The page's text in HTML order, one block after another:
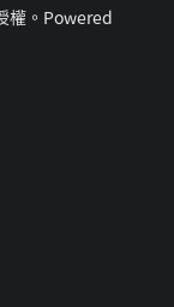
權。Powered